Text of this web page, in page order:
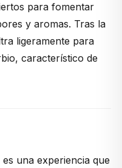
para fomentar
y aromas. Tras la
ligeramente para
característico de
una experiencia que